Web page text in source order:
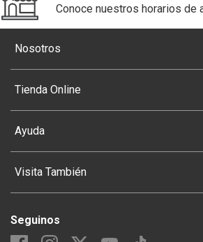
Conoce nuestros horarios de
Nosotros
Tienda Online
Ayuda
Visita También
Seguinos